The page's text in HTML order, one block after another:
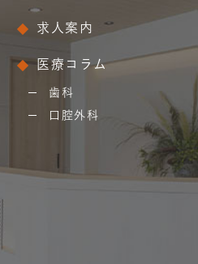
求人案内
医療コラム
歯科
口腔外科